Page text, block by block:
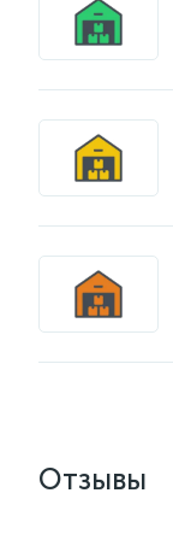
Отзывы